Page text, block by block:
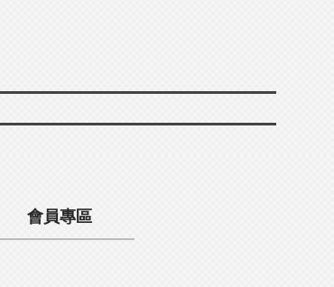
會員專區